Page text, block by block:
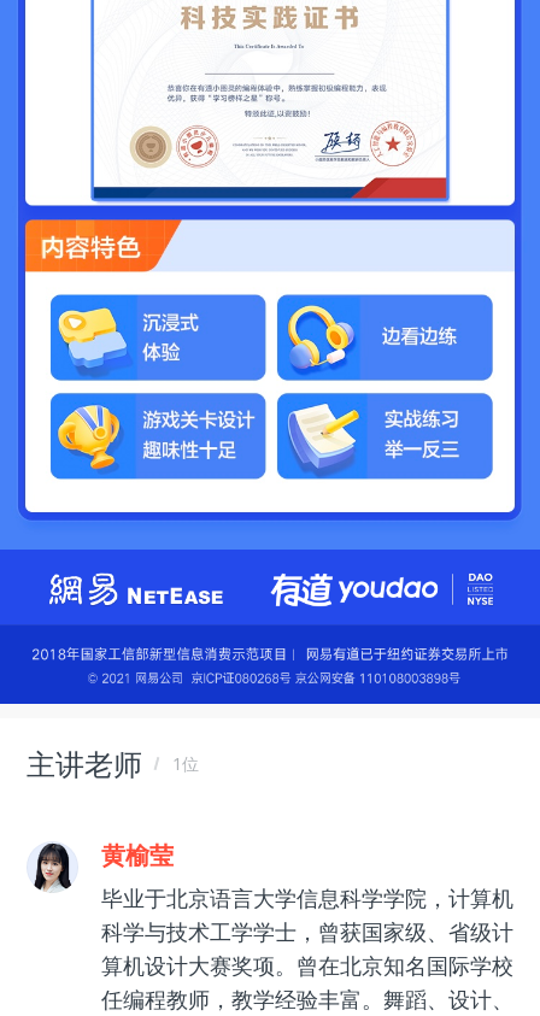
主讲老师 1位
黄榆莹
毕业于北京语言大学信息科学学院，计算机
科学与技术工学学士，曾获国家级、省级计
算机设计大赛奖项。曾在北京知名国际学校
任编程教师，教学经验丰富。舞蹈、设计、